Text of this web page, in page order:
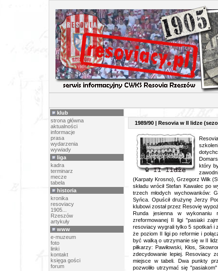
klub
strona główna
aktualności
informacje
prasa
wydarzenia
wywiady
liga
kadra
terminarz
mecze
tabela
historia
kronika
resoviacy
1905...
Rzeszów
artykuły
www
e-muzeum
foto
linki
kontakt
księga gości
forum
1989/90 | Resovia w II lidze
który
(Karpaty Krosno), Grzegorz Wilk
składu wrócił Stefan Kawalec po
trzech młodych wychowanków:
Syńca. Opuścił drużynę Jerzy
klubowi został przez Resovię
Runda jesienna w wykonaniu
zreformowanej II ligi "pasiaki
resoviacy wygrali tylko 5 spotkań i
że poziom II ligi po reformie i
być walką o utrzymanie się w II
piłkarzy: Pawiłowski, Kłos,
zdecydowanie lepiej. Resoviacy
miejsce w tabeli. Dwa punkty
pozwoliło utrzymać się